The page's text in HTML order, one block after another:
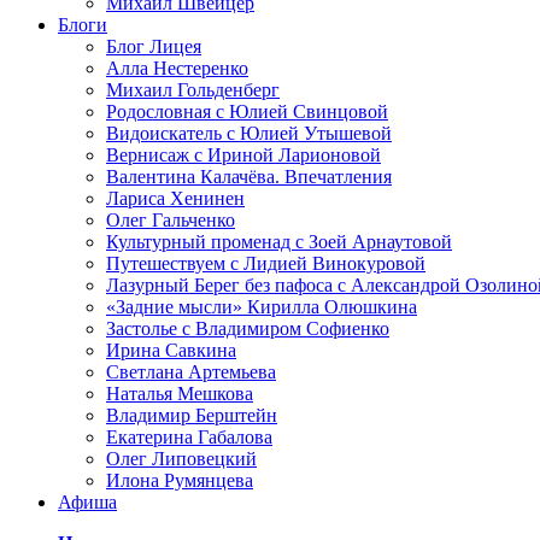
Блоги
Блог Лицея
Алла Нестеренко
Михаил Гольденберг
Родословная с Юлией Свинцовой
Видоискатель с Юлией Утышевой
Вернисаж с Ириной Ларионовой
Валентина Калачёва. Впечатления
Лариса Хенинен
Олег Гальченко
Культурный променад с Зоей Арнаутовой
Путешествуем с Лидией Винокуровой
Лазурный Берег без пафоса с Александрой
«Задние мысли» Кирилла Олюшкина
Застолье с Владимиром Софиенко
Ирина Савкина
Светлана Артемьева
Наталья Мешкова
Владимир Берштейн
Екатерина Габалова
Олег Липовецкий
Илона Румянцева
Афиша